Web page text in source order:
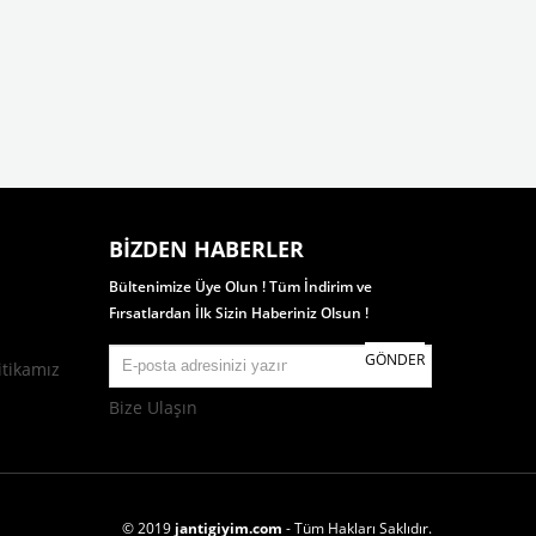
BIZDEN HABERLER
Bültenimize Üye Olun ! Tüm İndirim ve
Fırsatlardan İlk Sizin Haberiniz Olsun !
GÖNDER
Bize Ulaşın
© 2019 jantigiyim.com - Tüm Hakları Saklıdır.